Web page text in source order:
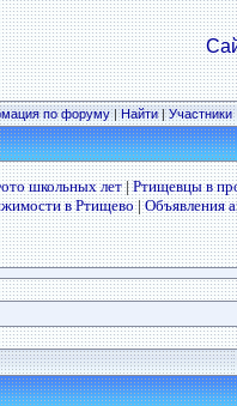
по форуму|Найти|Участники
школьных лет|Ртищевцы в
в Ртищево|Объявления